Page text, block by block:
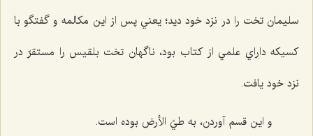
سليمان تخت را در نزد خود ديد؛ يعني پس از اين مكالمه و گفتگو با
كسيكه داراي علمي از كتاب بود، ناگهان تخت بلقيس را مستقرّ در
نزد خود يافت.
و اين قسم آوردن، به طيّ الأرض بوده است.